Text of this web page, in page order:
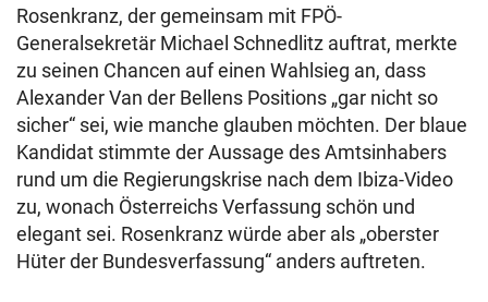
Rosenkranz, der gemeinsam mit FPÖ-
Generalsekretär Michael Schnedlitz auftrat, merkte
zu seinen Chancen auf einen Wahlsieg an, dass
Alexander Van der Bellens Positions „gar nicht so
sicher“ sei, wie manche glauben möchten. Der blaue
Kandidat stimmte der Aussage des Amtsinhabers
rund um die Regierungskrise nach dem Ibiza-Video
zu, wonach Österreichs Verfassung schön und
elegant sei. Rosenkranz würde aber als „oberster
Hüter der Bundesverfassung“ anders auftreten.